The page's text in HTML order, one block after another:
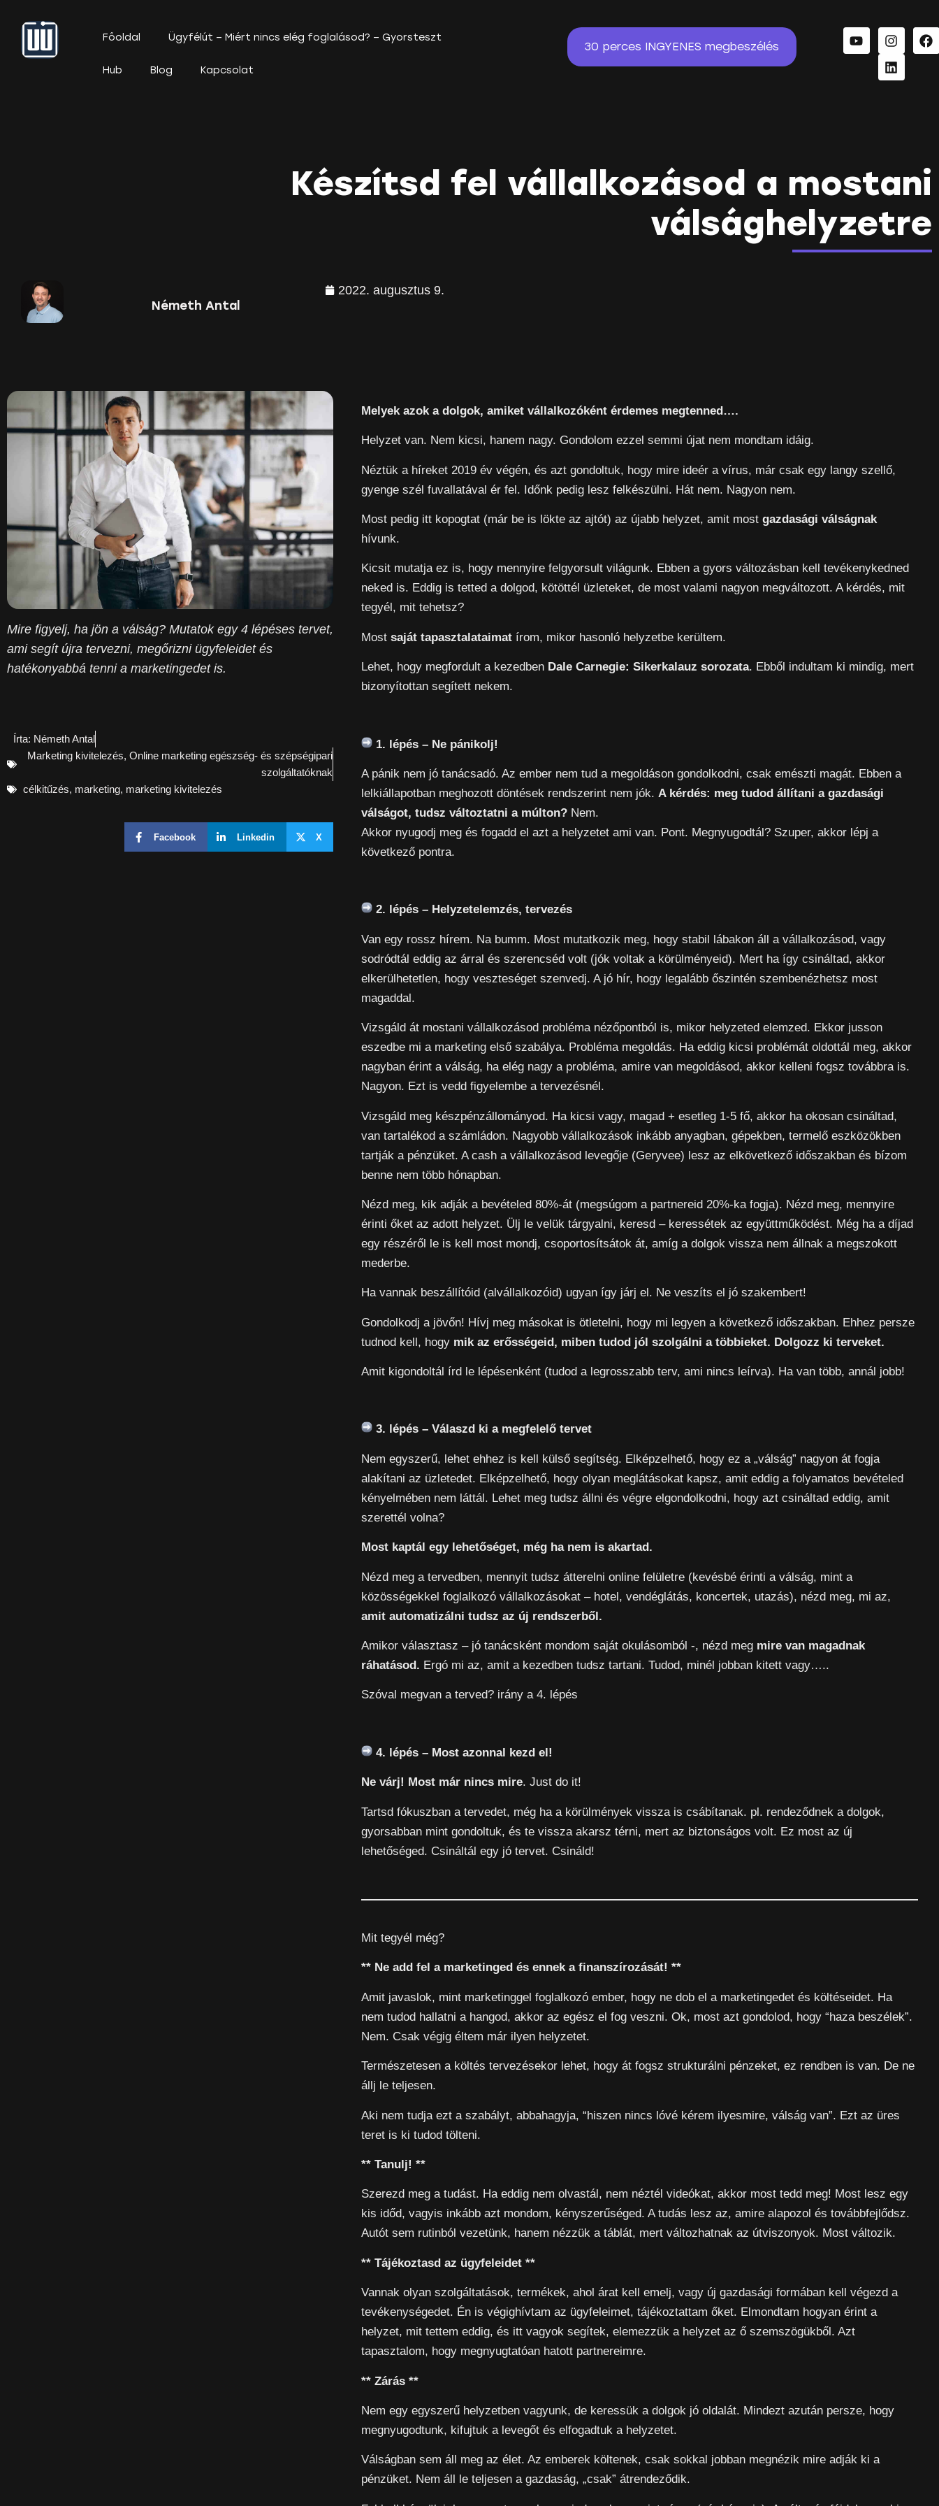
Főoldal Ügyfélút – Miért nincs elég foglalásod? – Gyorsteszt
Hub Blog Kapcsolat
30 perces INGYENES megbeszélés
Készítsd fel vállalkozásod a mostani
válsághelyzetre
Németh Antal
2022. augusztus 9.
Mire figyelj, ha jön a válság? Mutatok egy 4 lépéses tervet,
ami segít újra tervezni, megőrizni ügyfeleidet és
hatékonyabbá tenni a marketingedet is.
Írta: Németh Antal
Marketing kivitelezés,Online marketing egészség- és szépségipari
szolgáltatóknak
célkitűzés, marketing, marketing kivitelezés
Facebook Linkedin X
Melyek azok a dolgok, amiket vállalkozóként érdemes megtenned….
Helyzet van. Nem kicsi, hanem nagy. Gondolom ezzel semmi újat nem mondtam idáig.
Néztük a híreket 2019 év végén, és azt gondoltuk, hogy mire ideér a vírus, már csak egy langy szellő,
gyenge szél fuvallatával ér fel. Időnk pedig lesz felkészülni. Hát nem. Nagyon nem.
Most pedig itt kopogtat (már be is lökte az ajtót) az újabb helyzet, amit mostgazdasági válságnak
hívunk.
Kicsit mutatja ez is, hogy mennyire felgyorsult világunk. Ebben a gyors változásban kell tevékenykedned
neked is. Eddig is tetted a dolgod, kötöttél üzleteket, de most valami nagyon megváltozott. A kérdés, mit
tegyél, mit tehetsz?
Mostsaját tapasztalataimat írom, mikor hasonló helyzetbe kerültem.
Lehet, hogy megfordult a kezedben Dale Carnegie: Sikerkalauz sorozata. Ebből indultam ki mindig, mert
bizonyítottan segített nekem.
1. lépés – Ne pánikolj!
A pánik nem jó tanácsadó. Az ember nem tud a megoldáson gondolkodni, csak emészti magát. Ebben a
lelkiállapotban meghozott döntések rendszerint nem jók.A kérdés: meg tudod állítani a gazdasági
válságot, tudsz változtatni a múlton? Nem.
Akkor nyugodj meg és fogadd el azt a helyzetet ami van. Pont. Megnyugodtál? Szuper, akkor lépj a
következő pontra.
2. lépés – Helyzetelemzés, tervezés
Van egy rossz hírem. Na bumm. Most mutatkozik meg, hogy stabil lábakon áll a vállalkozásod, vagy
sodródtál eddig az árral és szerencséd volt (jók voltak a körülményeid). Mert ha így csináltad, akkor
elkerülhetetlen, hogy veszteséget szenvedj. A jó hír, hogy legalább őszintén szembenézhetsz most
magaddal.
Vizsgáld át mostani vállalkozásod probléma nézőpontból is, mikor helyzeted elemzed. Ekkor jusson
eszedbe mi a marketing első szabálya. Probléma megoldás. Ha eddig kicsi problémát oldottál meg, akkor
nagyban érint a válság, ha elég nagy a probléma, amire van megoldásod, akkor kelleni fogsz továbbra is.
Nagyon. Ezt is vedd figyelembe a tervezésnél.
Vizsgáld meg készpénzállományod. Ha kicsi vagy, magad + esetleg 1-5 fő, akkor ha okosan csináltad,
van tartalékod a számládon. Nagyobb vállalkozások inkább anyagban, gépekben, termelő eszközökben
tartják a pénzüket. A cash a vállalkozásod levegője (Geryvee) lesz az elkövetkező időszakban és bízom
benne nem több hónapban.
Nézd meg, kik adják a bevételed 80%-át (megsúgom a partnereid 20%-ka fogja). Nézd meg, mennyire
érinti őket az adott helyzet. Ülj le velük tárgyalni, keresd – keressétek az együttműködést. Még ha a díjad
egy részéről le is kell most mondj, csoportosítsátok át, amíg a dolgok vissza nem állnak a megszokott
mederbe.
Ha vannak beszállítóid (alvállalkozóid) ugyan így járj el. Ne veszíts el jó szakembert!
Gondolkodj a jövőn! Hívj meg másokat is ötletelni, hogy mi legyen a következő időszakban. Ehhez persze
tudnod kell, hogy mik az erősségeid, miben tudod jól szolgálni a többieket. Dolgozz ki terveket.
Amit kigondoltál írd le lépésenként (tudod a legrosszabb terv, ami nincs leírva). Ha van több, annál jobb!
3. lépés – Válaszd ki a megfelelő tervet
Nem egyszerű, lehet ehhez is kell külső segítség. Elképzelhető, hogy ez a „válság” nagyon át fogja
alakítani az üzletedet. Elképzelhető, hogy olyan meglátásokat kapsz, amit eddig a folyamatos bevételed
kényelmében nem láttál. Lehet meg tudsz állni és végre elgondolkodni, hogy azt csináltad eddig, amit
szerettél volna?
Most kaptál egy lehetőséget, még ha nem is akartad.
Nézd meg a tervedben, mennyit tudsz átterelni online felületre (kevésbé érinti a válság, mint a
közösségekkel foglalkozó vállalkozásokat – hotel, vendéglátás, koncertek, utazás), nézd meg, mi az,
amit automatizálni tudsz az új rendszerből.
Amikor választasz – jó tanácsként mondom saját okulásomból -, nézd meg mire van magadnak
ráhatásod. Ergó mi az, amit a kezedben tudsz tartani. Tudod, minél jobban kitett vagy…..
Szóval megvan a terved? irány a 4. lépés
4. lépés – Most azonnal kezd el!
Ne várj! Most már nincs mire. Just do it!
Tartsd fókuszban a tervedet, még ha a körülmények vissza is csábítanak. pl. rendeződnek a dolgok,
gyorsabban mint gondoltuk, és te vissza akarsz térni, mert az biztonságos volt. Ez most az új
lehetőséged. Csináltál egy jó tervet. Csináld!
Mit tegyél még?
** Ne add fel a marketinged és ennek a finanszírozását! **
Amit javaslok, mint marketinggel foglalkozó ember, hogy ne dob el a marketingedet és költéseidet. Ha
nem tudod hallatni a hangod, akkor az egész el fog veszni. Ok, most azt gondolod, hogy “haza beszélek”.
Nem. Csak végig éltem már ilyen helyzetet.
Természetesen a költés tervezésekor lehet, hogy át fogsz strukturálni pénzeket, ez rendben is van. De ne
állj le teljesen.
Aki nem tudja ezt a szabályt, abbahagyja, “hiszen nincs lóvé kérem ilyesmire, válság van”. Ezt az üres
teret is ki tudod tölteni.
** Tanulj! **
Szerezd meg a tudást. Ha eddig nem olvastál, nem néztél videókat, akkor most tedd meg! Most lesz egy
kis időd, vagyis inkább azt mondom, kényszerűséged. A tudás lesz az, amire alapozol és továbbfejlődsz.
Autót sem rutinból vezetünk, hanem nézzük a táblát, mert változhatnak az útviszonyok. Most változik.
** Tájékoztasd az ügyfeleidet **
Vannak olyan szolgáltatások, termékek, ahol árat kell emelj, vagy új gazdasági formában kell végezd a
tevékenységedet. Én is végighívtam az ügyfeleimet, tájékoztattam őket. Elmondtam hogyan érint a
helyzet, mit tettem eddig, és itt vagyok segítek, elemezzük a helyzet az ő szemszögükből. Azt
tapasztalom, hogy megnyugtatóan hatott partnereimre.
** Zárás **
Nem egy egyszerű helyzetben vagyunk, de keressük a dolgok jó oldalát. Mindezt azután persze, hogy
megnyugodtunk, kifujtuk a levegőt és elfogadtuk a helyzetet.
Válságban sem áll meg az élet. Az emberek költenek, csak sokkal jobban megnézik mire adják ki a
pénzüket. Nem áll le teljesen a gazdaság, „csak” átrendeződik.